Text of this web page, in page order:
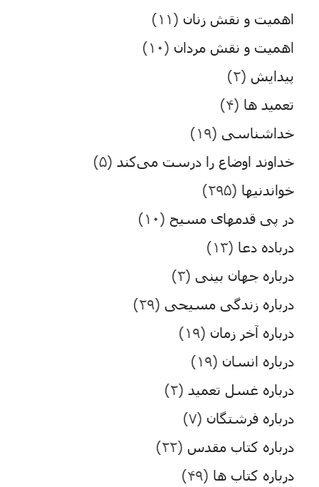
اهمیت و نقش زنان (۱۱)
اهمیت و نقش مردان (۱۰)
پیدایش (۲)
تعمید ها (۴)
خداشناسی (۱۹)
خداوند اوضاع را درست می‌کند (۵)
خواندنیها (۲۹۵)
در پی قدمهای مسیح (۱۰)
درباده دعا (۱۳)
درباره جهان بینی (۳)
درباره زندگی مسیحی (۲۹)
درباره آخر زمان (۱۹)
درباره انسان (۱۹)
درباره غسل تعمید (۲)
درباره فرشتگان (۷)
درباره کتاب مقدس (۲۲)
درباره کتاب ها (۴۹)